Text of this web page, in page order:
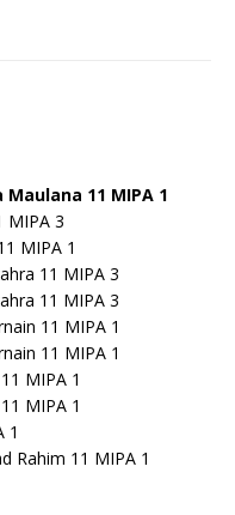
11 MIPA 1
MIPA 3
MIPA 1
11 MIPA 3
11 MIPA 3
11 MIPA 1
11 MIPA 1
MIPA 1
MIPA 1
1
Rahim 11 MIPA 1